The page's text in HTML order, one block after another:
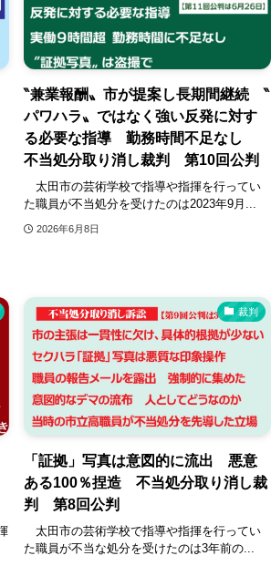
‶兼業報酬〟市が提案し長期間継続 ‶
パワハラ〟ではなく強い反発に対す
る必要な指導 勤務時間不足なし
不当処分取り消し裁判 第10回公判
太田市の芸術学校で指導や指揮を行ってい
た職員が不当処分を受けたのは2023年9月...
2026年6月8日
裁判
「証拠」写真は意図的に流出 悪意
ある100％捏造 不当処分取り消し裁
判 第8回公判
太田市の芸術学校で指導や指揮を行ってい
た職員が不当な処分を受けたのは3年前の...